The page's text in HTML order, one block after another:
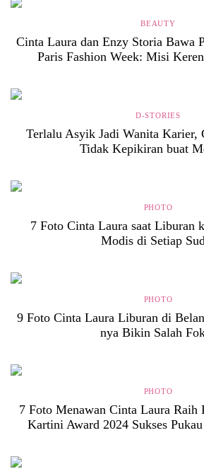
BEAUTY
Cinta Laura dan Enzy Storia Bawa
Paris Fashion Week: Misi
D-STORIES
Terlalu Asyik Jadi Wanita Karier,
Tidak Kepikiran buat
PHOTO
7 Foto Cinta Laura saat Liburan
Modis di Setiap
PHOTO
9 Foto Cinta Laura Liburan di
nya Bikin Salah
PHOTO
7 Foto Menawan Cinta Laura Raih
Kartini Award 2024 Sukses